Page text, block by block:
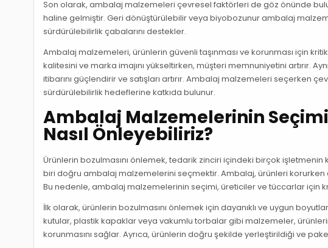
Son olarak, ambalaj malzemeleri çevresel faktörleri de göz önünde
haline gelmiştir. Geri dönüştürülebilir veya biyobozunur ambalaj
sürdürülebilirlik çabalarını destekler.
Ambalaj malzemeleri, ürünlerin güvenli taşınması ve korunması için
kalitesini ve marka imajını yükseltirken, müşteri memnuniyetini artırır.
itibarını güçlendirir ve satışları artırır. Ambalaj malzemeleri seçerken
sürdürülebilirlik hedeflerine katkıda bulunur.
Ambalaj Malzemelerinin
Nasıl Önleyebiliriz?
Ürünlerin bozulmasını önlemek, tedarik zinciri içindeki birçok işletmenin
biri doğru ambalaj malzemelerini seçmektir. Ambalaj, ürünleri korurken
Bu nedenle, ambalaj malzemelerinin seçimi, üreticiler ve tüccarlar için
İlk olarak, ürünlerin bozulmasını önlemek için dayanıklı ve uygun
kutular, plastik kapaklar veya vakumlu torbalar gibi malzemeler,
korunmasını sağlar. Ayrıca, ürünlerin doğru şekilde yerleştirildiği ve